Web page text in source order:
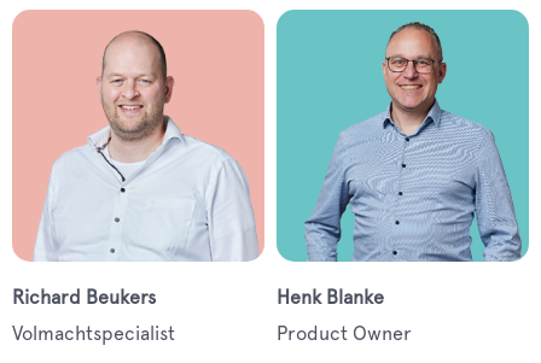
Richard Beukers
Volmachtspecialist
Henk Blanke
Product Owner